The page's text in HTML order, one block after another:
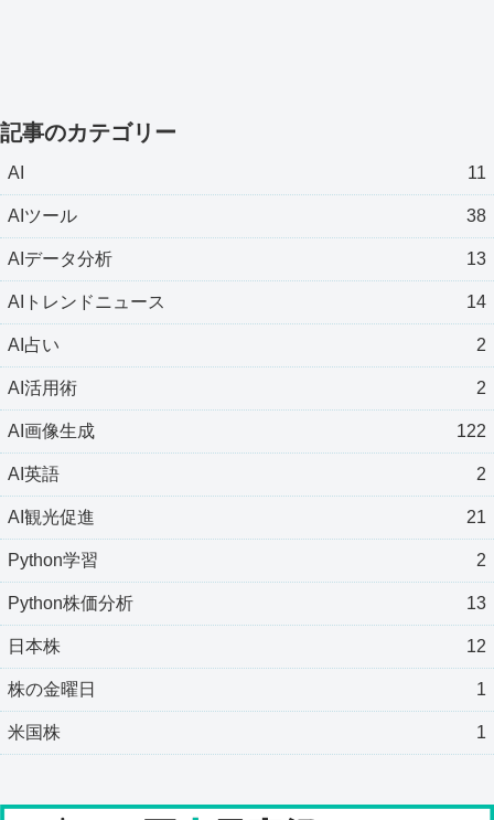
記事のカテゴリー
AI 11
AIツール 38
AIデータ分析 13
AIトレンドニュース 14
AI占い 2
AI活用術 2
AI画像生成 122
AI英語 2
AI観光促進 21
Python学習 2
Python株価分析 13
日本株 12
株の金曜日 1
米国株 1